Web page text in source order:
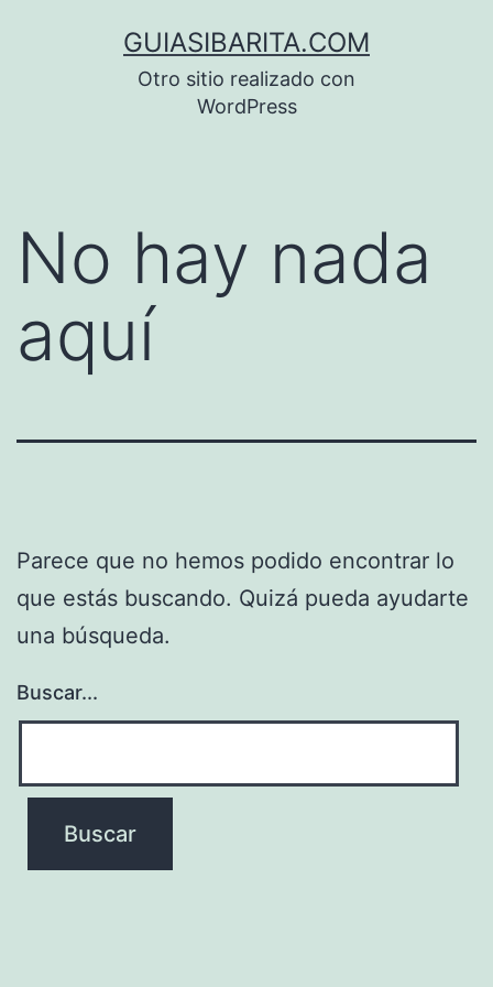
GUIASIBARITA.COM
Otro sitio realizado con
WordPress
No hay nada
aquí
Parece que no hemos podido encontrar lo
que estás buscando. Quizá pueda ayudarte
una búsqueda.
Buscar...